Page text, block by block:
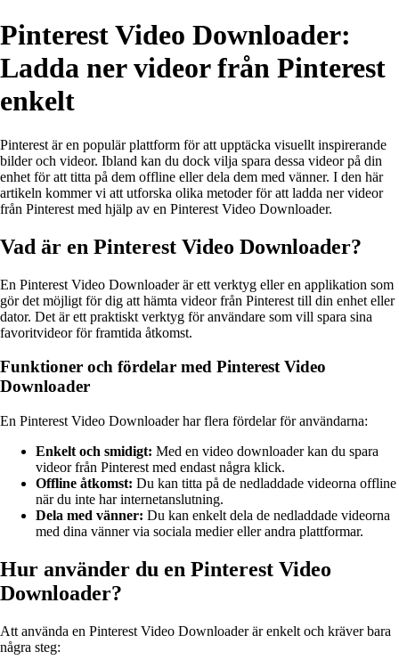
Pinterest Video Downloader:
Ladda ner videor från Pinterest
enkelt
Pinterest är en populär plattform för att upptäcka visuellt inspirerande
bilder och videor. Ibland kan du dock vilja spara dessa videor på din
enhet för att titta på dem offline eller dela dem med vänner. I den här
artikeln kommer vi att utforska olika metoder för att ladda ner videor
från Pinterest med hjälp av en Pinterest Video Downloader.
Vad är en Pinterest Video Downloader?
En Pinterest Video Downloader är ett verktyg eller en applikation som
gör det möjligt för dig att hämta videor från Pinterest till din enhet eller
dator. Det är ett praktiskt verktyg för användare som vill spara sina
favoritvideor för framtida åtkomst.
Funktioner och fördelar med Pinterest Video
Downloader
En Pinterest Video Downloader har flera fördelar för användarna:
Enkelt och smidigt: Med en video downloader kan du spara
videor från Pinterest med endast några klick.
Offline åtkomst: Du kan titta på de nedladdade videorna offline
när du inte har internetanslutning.
Dela med vänner: Du kan enkelt dela de nedladdade videorna
med dina vänner via sociala medier eller andra plattformar.
Hur använder du en Pinterest Video
Downloader?
Att använda en Pinterest Video Downloader är enkelt och kräver bara
några steg: